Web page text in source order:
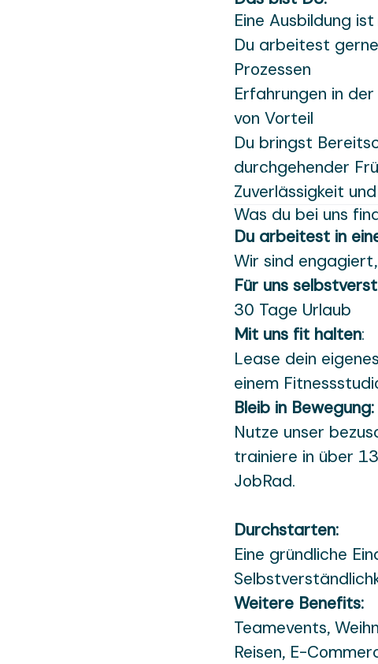
Eine Ausbildung
Du arbeitest
Prozessen
Erfahrungen in
von Vorteil
Du bringst
durchgehender
Zuverlässigkeit
Was du bei uns
Du arbeitest in
Wir sind
Für uns
30 Tage Urlaub
Mit uns fit halten:
Lease dein
einem
Bleib in Bewegung:
Nutze unser
trainiere in über
JobRad.
Durchstarten:
Eine gründliche
Weitere Benefits:
Teamevents,
Reisen, E-